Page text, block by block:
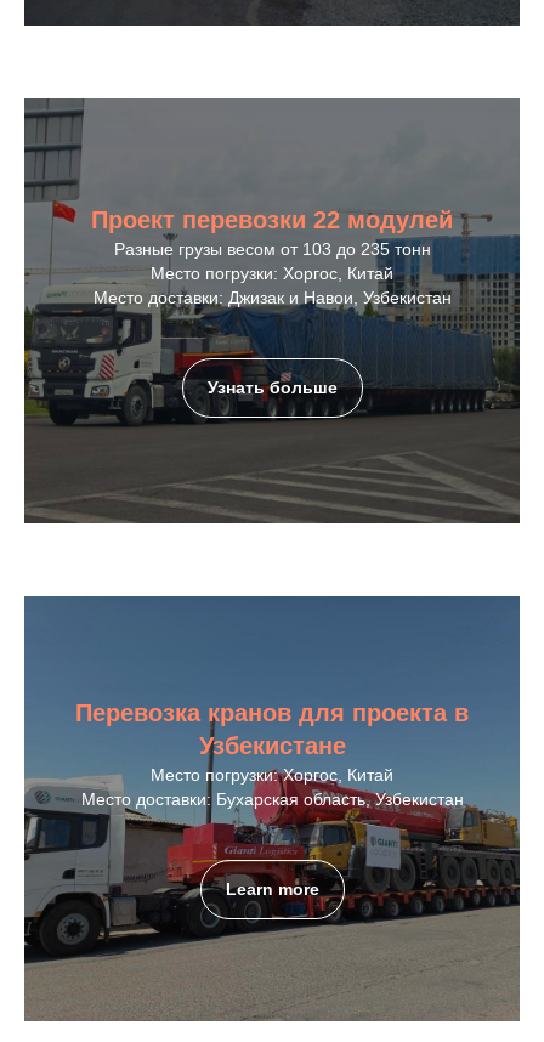
Проект перевозки 22 модулей
Разные грузы весом от 103 до 235 тонн
Место погрузки: Хоргос, Китай
Место доставки: Джизак и Навои, Узбекистан
Узнать больше
Перевозка кранов для проекта в
Узбекистане
Место погрузки: Хоргос, Китай
Место доставки: Бухарская область, Узбекистан
Learn more